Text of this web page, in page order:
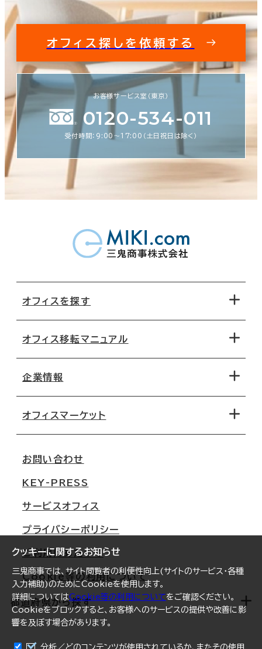
クッキーに関するお知らせ
三鬼商事では、サイト閲覧者の利便性向上(サイトのサービス・各種
入力補助)のためにCookieを使用します。
詳細についてはCookie等の利用についてをご確認ください。
Cookieをブロックすると、お客様へのサービスの提供や改善に影
響を及ぼす場合があります。
分析／どのコンテンツが使用されているか、またその使用
オフィス探しを依頼する
お客様サービス室（東京）
0120-534-011
受付時間：9:00〜17:00（土日祝日は除く）
オフィスを探す
地図から探す
路線・駅から探す
オフィス移転マニュアル
移転コストシミュレーション
移転スケジュール
オフィス移転Q&A
企業情報
オフィスマーケット
大阪
名古屋
札幌
仙台
横浜
福岡
オフィスリポート
ログイン
お問い合わせ
KEY-PRESS
サービスオフィス
プライバシーポリシー
ご利用にあたって
Cookie等の利用について
都道府県から探す